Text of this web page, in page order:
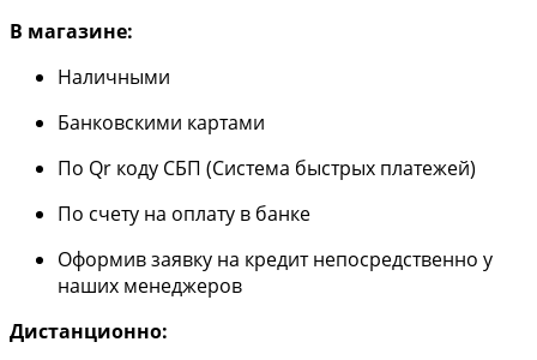
В магазине:
Наличными
Банковскими картами
По Qr коду СБП (Система быстрых платежей)
По счету на оплату в банке
Оформив заявку на кредит непосредственно у
наших менеджеров
Дистанционно: